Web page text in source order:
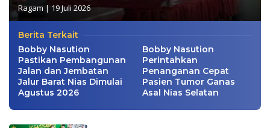
Ragam | 19 Juli 2026
Berita Terkait
Bobby Nasution
Pastikan Pembangunan
Jalan dan Jembatan
Jalur Barat Nias Dimulai
Agustus 2026
Bobby Nasution
Perintahkan
Penanganan Cepat
Pasien Tumor Ganas
Asal Nias Selatan